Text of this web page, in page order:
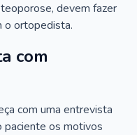
devem fazer
o ortopedista.
com
com uma entrevista
paciente os motivos